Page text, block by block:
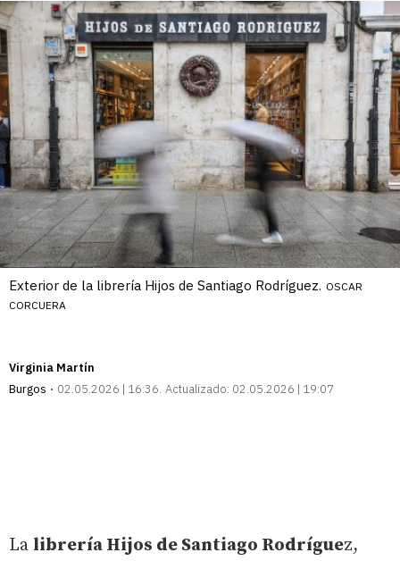
Exterior de la librería Hijos de Santiago Rodríguez. OSCAR
CORCUERA
Virginia Martín
Burgos
02.05.2026 | 16:36 Actualizado: 02.05.2026 | 19:07
La librería Hijos de Santiago Rodríguez,